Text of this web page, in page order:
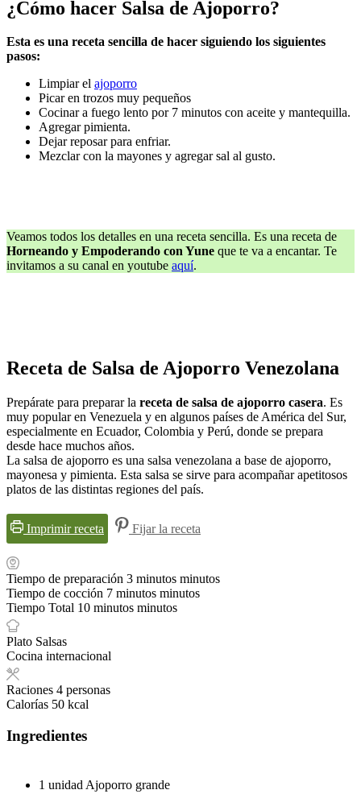
¿Cómo hacer Salsa de Ajoporro?
Esta es una receta sencilla de hacer siguiendo los siguientes
pasos:
Limpiar el ajoporro
Picar en trozos muy pequeños
Cocinar a fuego lento por 7 minutos con aceite y mantequilla.
Agregar pimienta.
Dejar reposar para enfriar.
Mezclar con la mayones y agregar sal al gusto.
Veamos todos los detalles en una receta sencilla. Es una receta de
Horneando y Empoderando con Yune que te va a encantar. Te
invitamos a su canal en youtube aquí.
Receta de Salsa de Ajoporro Venezolana
Prepárate para preparar la receta de salsa de ajoporro casera. Es
muy popular en Venezuela y en algunos países de América del Sur,
especialmente en Ecuador, Colombia y Perú, donde se prepara
desde hace muchos años.
La salsa de ajoporro es una salsa venezolana a base de ajoporro,
mayonesa y pimienta. Esta salsa se sirve para acompañar apetitosos
platos de las distintas regiones del país.
Imprimir receta Fijar la receta
Tiempo de preparación 3 minutos minutos
Tiempo de cocción 7 minutos minutos
Tiempo Total 10 minutos minutos
Plato Salsas
Cocina internacional
Raciones 4 personas
Calorías 50 kcal
Ingredientes
1 unidad Ajoporro grande